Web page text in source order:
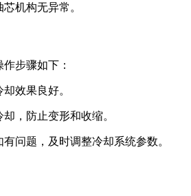
机构无异常。
步骤如下：
效果良好。
，防止变形和收缩。
问题，及时调整冷却系统参数。